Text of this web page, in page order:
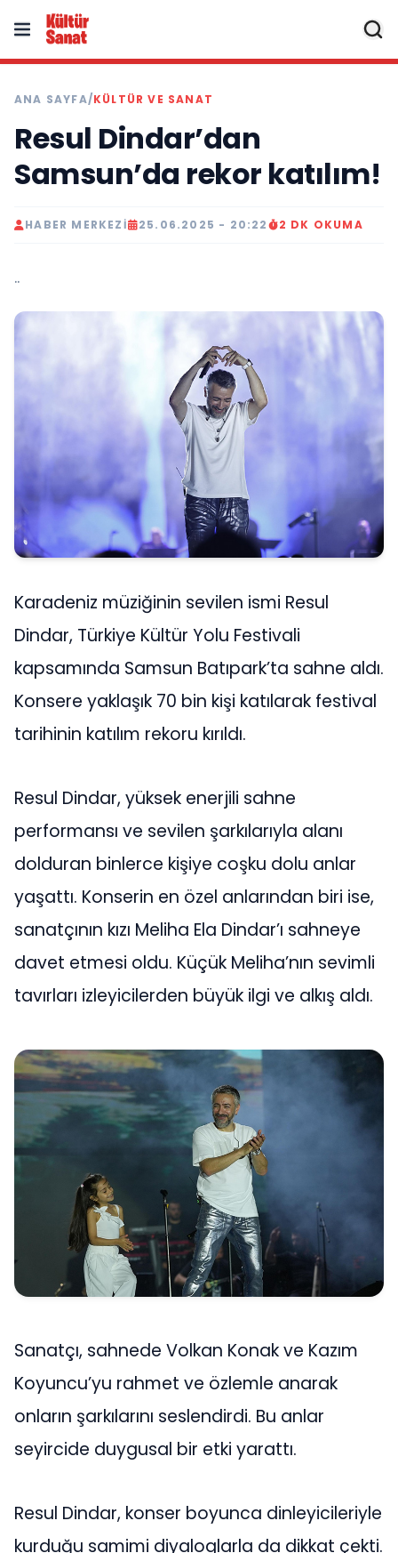
ANA SAYFA/KÜLTÜR VE SANAT
Resul Dindar’dan
Samsun’da rekor katılım!
HABER MERKEZI 25.06.2025 - 20:22 2 DK OKUMA
..
Karadeniz müziğinin sevilen ismi Resul
Dindar, Türkiye Kültür Yolu Festivali
kapsamında Samsun Batıpark’ta sahne aldı.
Konsere yaklaşık 70 bin kişi katılarak festival
tarihinin katılım rekoru kırıldı.
Resul Dindar, yüksek enerjili sahne
performansı ve sevilen şarkılarıyla alanı
dolduran binlerce kişiye coşku dolu anlar
yaşattı. Konserin en özel anlarından biri ise,
sanatçının kızı Meliha Ela Dindar’ı sahneye
davet etmesi oldu. Küçük Meliha’nın sevimli
tavırları izleyicilerden büyük ilgi ve alkış aldı.
Sanatçı, sahnede Volkan Konak ve Kazım
Koyuncu’yu rahmet ve özlemle anarak
onların şarkılarını seslendirdi. Bu anlar
seyircide duygusal bir etki yarattı.
Resul Dindar, konser boyunca dinleyicileriyle
kurduğu samimi diyaloglarla da dikkat çekti.